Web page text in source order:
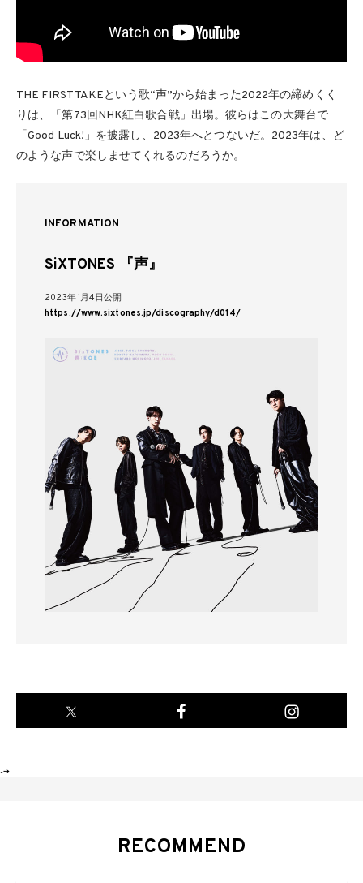
THE FIRST TAKEという歌“声”から始まった2022年の締めくく
りは、「第73回NHK紅白歌合戦」出場。彼らはこの大舞台で
「Good Luck!」を披露し、2023年へとつないだ。2023年は、ど
のような声で楽しませてくれるのだろうか。
INFORMATION
SiXTONES 『声』
2023年1月4日公開
https://www.sixtones.jp/discography/d014/
-->
RECOMMEND